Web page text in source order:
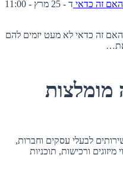
ד - 25 מרץ - 11:00
במה זה כרוך והאם זה כדאי לא מעט יזמים להם
את…
מומלצות
לבעלי עסקים וחברות,
מיזוגים ורכישות, תוכניות